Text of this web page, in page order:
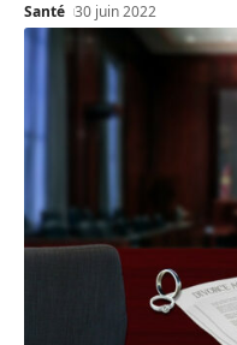
Santé 30 juin 2022